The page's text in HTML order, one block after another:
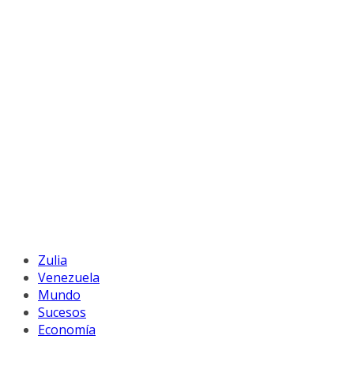
Zulia
Venezuela
Mundo
Sucesos
Economía